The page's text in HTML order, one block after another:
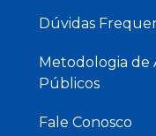
Dúvidas
Metodologia de
Públicos
Fale Conosco